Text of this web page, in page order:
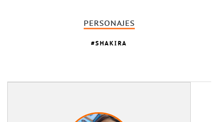
PERSONAJES
SHAKIRA